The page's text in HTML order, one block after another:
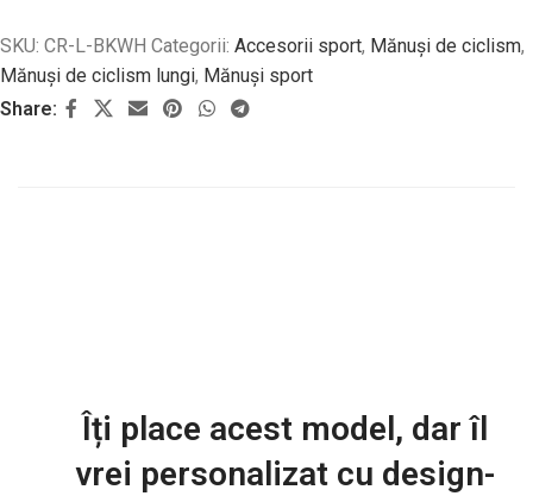
SKU: CR-L-BKWH Categorii: Accesorii sport, Mănuși de ciclism,
Mănuși de ciclism lungi, Mănuși sport
Share:
Îți place acest model, dar îl
vrei personalizat cu design-